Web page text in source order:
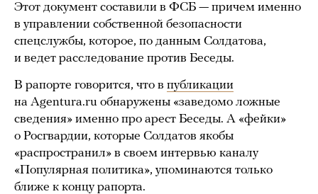
Этот документ составили в ФСБ — причем именно
в управлении собственной безопасности
спецслужбы, которое, по данным Солдатова,
и ведет расследование против Беседы.
В рапорте говорится, что в публикации
на Agentura.ru обнаружены «заведомо ложные
сведения» именно про арест Беседы. А «фейки»
о Росгвардии, которые Солдатов якобы
«распространил» в своем интервью каналу
«Популярная политика», упоминаются только
ближе к концу рапорта.